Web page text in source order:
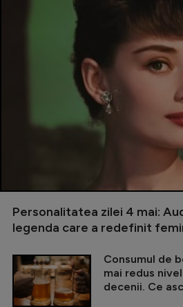
Personalitatea zilei 4 mai:
legenda care a redefinit
Consumul de
mai redus
decenii. Ce